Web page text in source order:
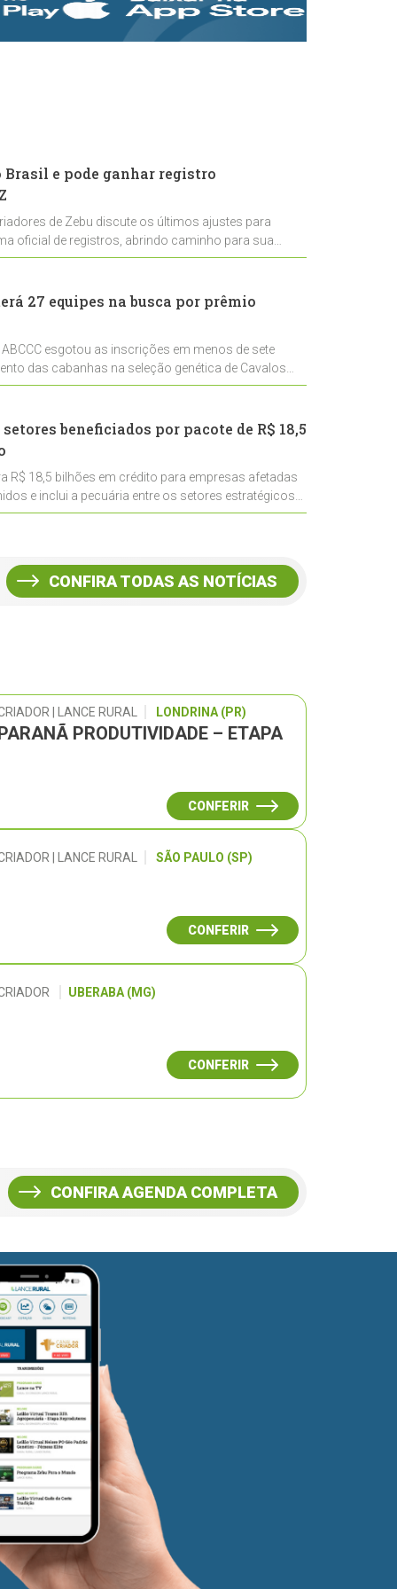
rastreabilidade e
rigor técnico para
Brasil e pode ganhar registro
de Zebu discute os últimos ajustes para
oficial de registros, abrindo caminho para sua
27 equipes na busca por prêmio
esgotou as inscrições em menos de sete
das cabanhas na seleção genética de Cavalos
beneficiados por pacote de R$ 18,5
R$ 18,5 bilhões em crédito para empresas afetadas
e inclui a pecuária entre os setores estratégicos
CONFIRA TODAS AS NOTÍCIAS
| LANCE RURAL LONDRINA (PR)
PRODUTIVIDADE – ETAPA
CONFERIR
| LANCE RURAL SÃO PAULO (SP)
CONFERIR
UBERABA (MG)
CONFERIR
CONFIRA AGENDA COMPLETA